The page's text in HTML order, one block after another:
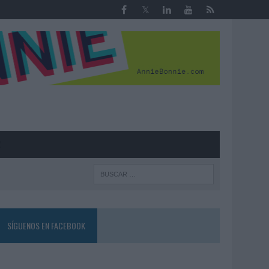
SÍGUENOS EN FACEBOOK